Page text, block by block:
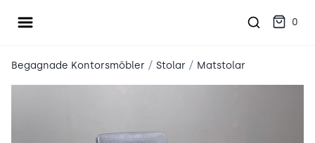
Öppna meny 0
Begagnade Kontorsmöbler / Stolar / Matstolar